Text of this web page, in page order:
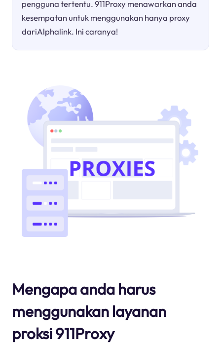
pengguna tertentu. 911Proxy menawarkan anda
kesempatan untuk menggunakan hanya proxy
dariAlphalink. Ini caranya!
Mengapa anda harus
menggunakan layanan
proksi 911Proxy